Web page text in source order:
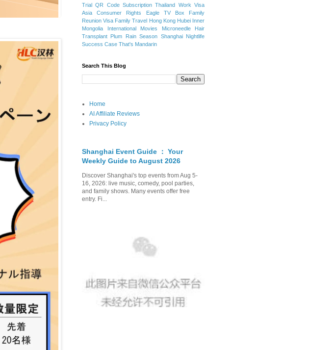
Trial QR Code Subscription Thailand Work Visa
Asia
Consumer Rights Eagle TV Box
Family
Reunion Visa Family Travel Hong Kong Hubei Inner
Mongolia
International Movies
Microneedle Hair
Transplant Plum Rain Season Shanghai Nightlife
Success Case That's Mandarin
Search This Blog
Home
AI Affiliate Reviews
Privacy Policy
Shanghai Event Guide ： Your
Weekly Guide to August 2026
Discover Shanghai's top events from Aug 5-
16, 2026: live music, comedy, pool parties,
and family shows. Many events offer free
entry. Fi...